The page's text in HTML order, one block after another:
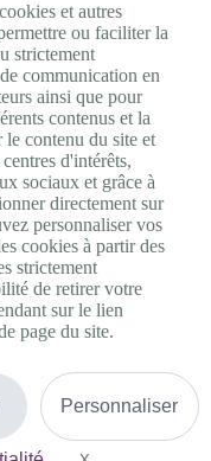
et autres
ou faciliter la
strictement
communication en
ainsi que pour
contenus et la
contenu du site et
d'intérêts,
sociaux et grâce à
directement sur
personnaliser vos
cookies à partir des
strictement
de retirer votre
sur le lien
page du site.
Personnaliser